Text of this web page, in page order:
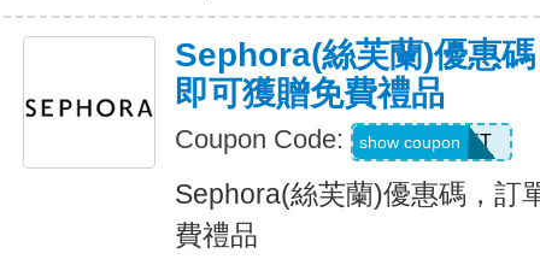
Sephora(絲芙蘭)優惠
即可獲贈免費禮品
Coupon Code: GETASET
show coupon
Sephora(絲芙蘭)優惠碼，訂
費禮品